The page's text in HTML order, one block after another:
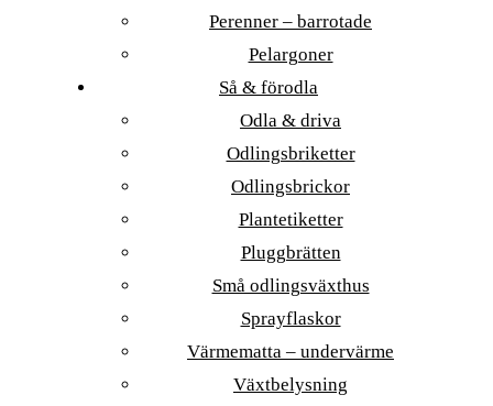
Perenner – barrotade
Pelargoner
Så & förodla
Odla & driva
Odlingsbriketter
Odlingsbrickor
Plantetiketter
Pluggbrätten
Små odlingsväxthus
Sprayflaskor
Värmematta – undervärme
Växtbelysning